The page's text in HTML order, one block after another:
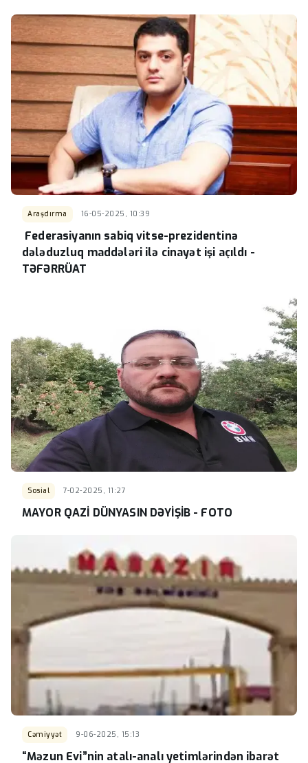
Araşdırma 16-05-2025, 10:39
Federasiyanın sabiq vitse-prezidentinə
dələduzluq maddələri ilə cinayət işi açıldı -
TƏFƏRRÜAT
Sosial 7-02-2025, 11:27
MAYOR QAZİ DÜNYASIN DƏYİŞİB - FOTO
Cəmiyyət 9-06-2025, 15:13
“Məzun Evi”nin atalı-analı yetimlərindən ibarət